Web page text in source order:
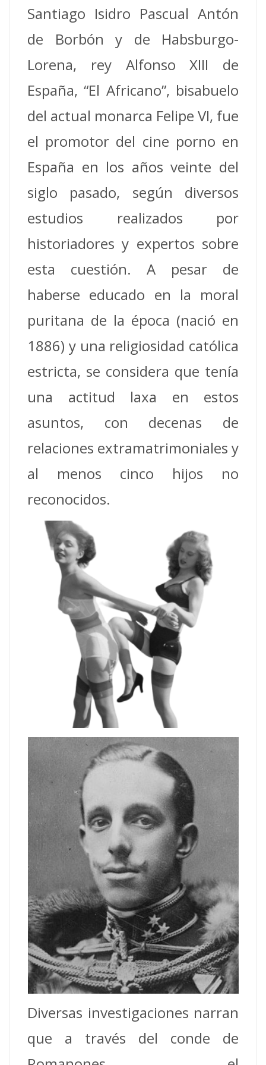
Santiago Isidro Pascual Antón
de Borbón y de Habsburgo-
Lorena, rey Alfonso XIII de
España, “El Africano”, bisabuelo
del actual monarca Felipe VI, fue
el promotor del cine porno en
España en los años veinte del
siglo pasado, según diversos
estudios realizados por
historiadores y expertos sobre
esta cuestión. A pesar de
haberse educado en la moral
puritana de la época (nació en
1886) y una religiosidad católica
estricta, se considera que tenía
una actitud laxa en estos
asuntos, con decenas de
relaciones extramatrimoniales y
al menos cinco hijos no
reconocidos.
Diversas investigaciones narran
que a través del conde de